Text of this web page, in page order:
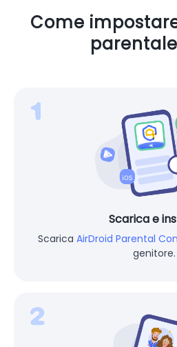
Come
Scarica e
Scarica AirDroid Parental
genitore.